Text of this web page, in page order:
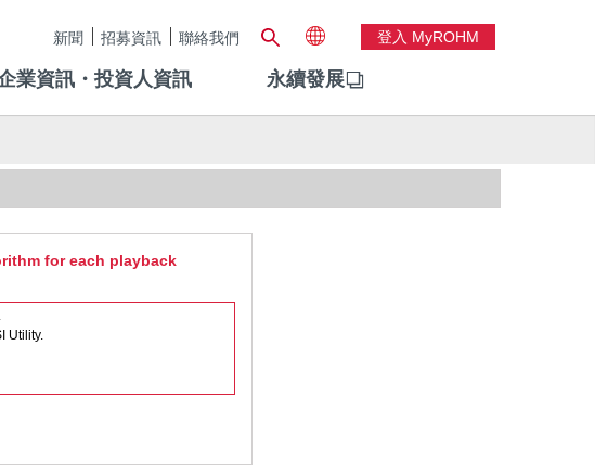
新聞 招募資訊 聯絡我們 登入 MyROHM
業資訊・投資人資訊 永續發展
for each playback
Utility.